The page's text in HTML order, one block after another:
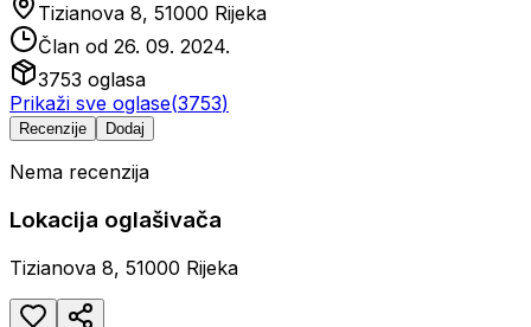
Tizianova 8, 51000 Rijeka
Član od 26. 09. 2024.
3753 oglasa
Prikaži sve oglase(3753)
Recenzije Dodaj
Nema recenzija
Lokacija oglašivača
Tizianova 8, 51000 Rijeka